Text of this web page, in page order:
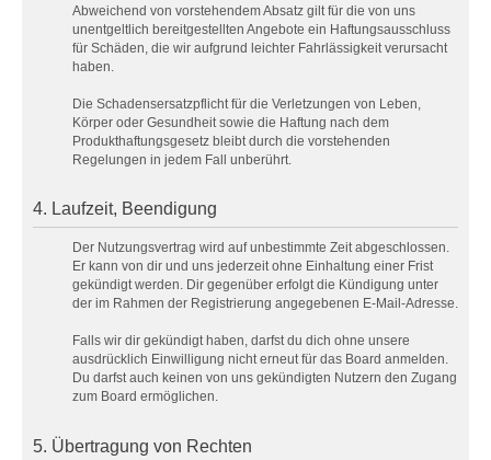
Abweichend von vorstehendem Absatz gilt für die von uns
unentgeltlich bereitgestellten Angebote ein Haftungsausschluss
für Schäden, die wir aufgrund leichter Fahrlässigkeit verursacht
haben.
Die Schadensersatzpflicht für die Verletzungen von Leben,
Körper oder Gesundheit sowie die Haftung nach dem
Produkthaftungsgesetz bleibt durch die vorstehenden
Regelungen in jedem Fall unberührt.
4. Laufzeit, Beendigung
Der Nutzungsvertrag wird auf unbestimmte Zeit abgeschlossen.
Er kann von dir und uns jederzeit ohne Einhaltung einer Frist
gekündigt werden. Dir gegenüber erfolgt die Kündigung unter
der im Rahmen der Registrierung angegebenen E-Mail-Adresse.
Falls wir dir gekündigt haben, darfst du dich ohne unsere
ausdrücklich Einwilligung nicht erneut für das Board anmelden.
Du darfst auch keinen von uns gekündigten Nutzern den Zugang
zum Board ermöglichen.
5. Übertragung von Rechten